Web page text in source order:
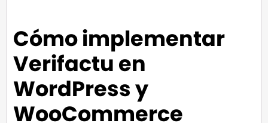
Cómo implementar
Verifactu en
WordPress y
WooCommerce